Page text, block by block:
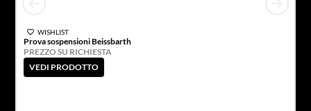
WISHLIST
Prova sospensioni Beissbarth
PREZZO SU RICHIESTA
VEDI PRODOTTO